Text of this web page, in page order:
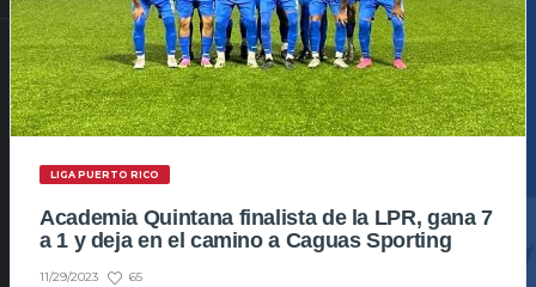
LIGA PUERTO RICO
Academia Quintana finalista de la LPR, gana 7
a 1 y deja en el camino a Caguas Sporting
11/29/2023 65